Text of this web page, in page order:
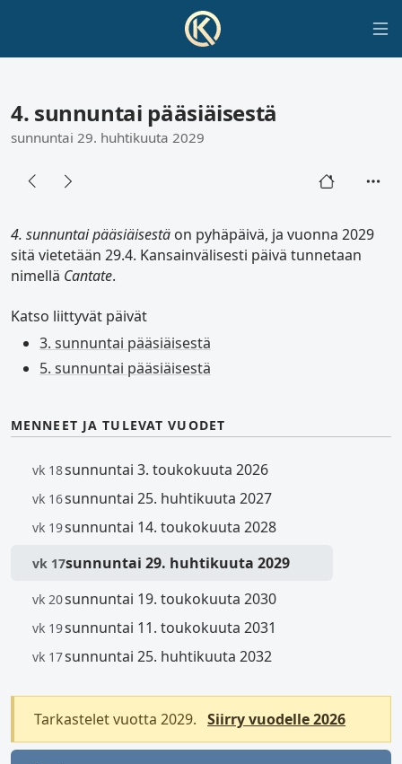
4. sunnuntai pääsiäisestä
sunnuntai 29. huhtikuuta 2029
4. sunnuntai pääsiäisestä on pyhäpäivä, ja vuonna 2029
sitä vietetään 29.4. Kansainvälisesti päivä tunnetaan
nimellä Cantate.
Katso liittyvät päivät
3. sunnuntai pääsiäisestä
5. sunnuntai pääsiäisestä
MENNEET JA TULEVAT VUODET
vk 18sunnuntai 3. toukokuuta 2026
vk 16sunnuntai 25. huhtikuuta 2027
vk 19sunnuntai 14. toukokuuta 2028
vk 17sunnuntai 29. huhtikuuta 2029
vk 20sunnuntai 19. toukokuuta 2030
vk 19sunnuntai 11. toukokuuta 2031
vk 17sunnuntai 25. huhtikuuta 2032
Tarkastelet vuotta 2029. Siirry vuodelle 2026